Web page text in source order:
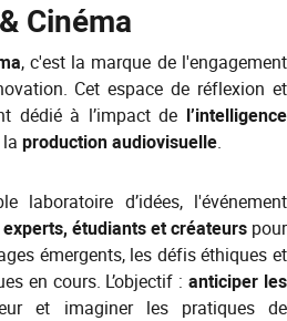
Cinéma
, c'est la marque de l'engagement
Cet espace de réflexion et
dédié à l’impact de l’intelligence
production audiovisuelle.
laboratoire d’idées, l'événement
étudiants et créateurs pour
émergents, les défis éthiques et
en cours. L’objectif :anticiper les
et imaginer les pratiques de